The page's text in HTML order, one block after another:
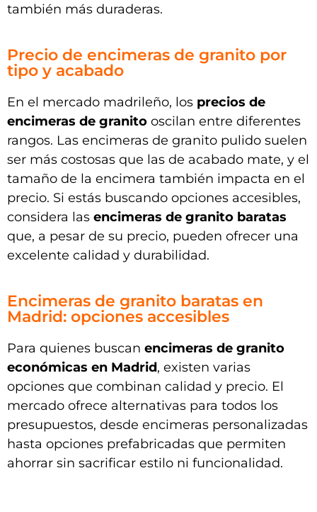
también más duraderas.
Precio de encimeras de granito por
tipo y acabado
En el mercado madrileño, los precios de
encimeras de granito oscilan entre diferentes
rangos. Las encimeras de granito pulido suelen
ser más costosas que las de acabado mate, y el
tamaño de la encimera también impacta en el
precio. Si estás buscando opciones accesibles,
considera las encimeras de granito baratas
que, a pesar de su precio, pueden ofrecer una
excelente calidad y durabilidad.
Encimeras de granito baratas en
Madrid: opciones accesibles
Para quienes buscan encimeras de granito
económicas en Madrid, existen varias
opciones que combinan calidad y precio. El
mercado ofrece alternativas para todos los
presupuestos, desde encimeras personalizadas
hasta opciones prefabricadas que permiten
ahorrar sin sacrificar estilo ni funcionalidad.